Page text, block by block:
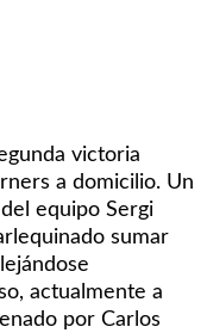
victoria
a domicilio. Un
equipo Sergi
sumar
actualmente a
por Carlos